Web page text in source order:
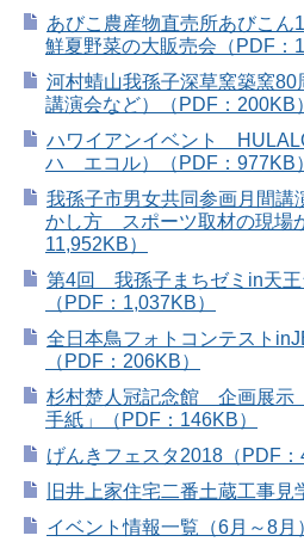
あびこ農産物直売所あびこ
鮮夏野菜の大販売会（PDF：
河村蜻山我孫子深草窯築窯80
講演会など）（PDF：200KB）
ハワイアンイベント
ハ エコル）（PDF：977KB）
我孫子市男女共同参画月間講
かし方 スポーツ取材の現場
11,952KB）
第4回 我孫子まちゼミin天王
（PDF：1,037KB）
全日本鳥フォトコンテスト
（PDF：206KB）
杉村楚人冠記念館 企画展示
手紙」（PDF：146KB）
げんきフェスタ2018（PDF：
旧井上家住宅二番土蔵工事見
イベント情報一覧（6月～8月